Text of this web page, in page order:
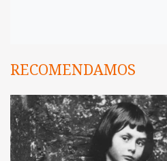
RECOMENDAMOS